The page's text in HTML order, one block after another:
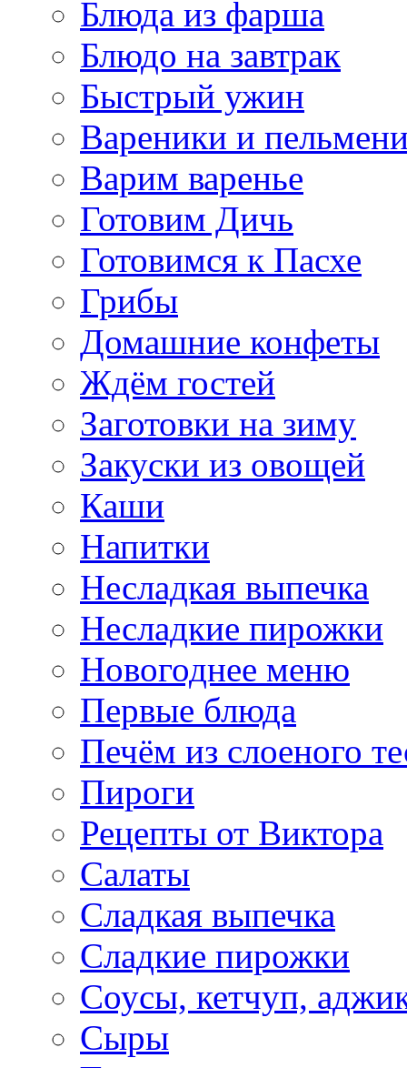
Блюда из фарша
Блюдо на завтрак
Быстрый ужин
Вареники и
Варим варенье
Готовим Дичь
Готовимся к Пасхе
Грибы
Домашние конфеты
Ждём гостей
Заготовки на зиму
Закуски из овощей
Каши
Напитки
Несладкая выпечка
Несладкие пирожки
Новогоднее меню
Первые блюда
Печём из слоеного
Пироги
Рецепты от Виктора
Салаты
Сладкая выпечка
Сладкие пирожки
Соусы, кетчуп,
Сыры